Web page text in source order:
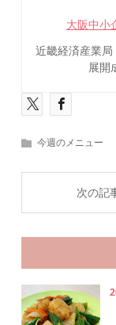
大阪中小
近畿経済産業
展開
今週のメニュー
次の記